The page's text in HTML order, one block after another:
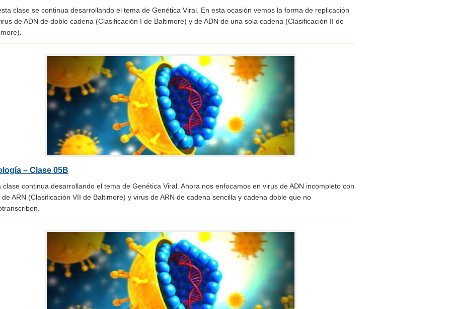
clase se continua desarrollando el tema de Genética Viral. En esta ocasión vemos la forma de replicación
de ADN de doble cadena (Clasificación I de Baltimore) y de ADN de una sola cadena (Clasificación II de
– Clase 05B
clase continua desarrollando el tema de Genética Viral. Ahora nos enfocamos en virus de ADN incompleto con
de ARN (Clasificación VII de Baltimore) y virus de ARN de cadena sencilla y cadena doble que no